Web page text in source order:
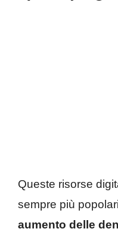
Queste risorse
sempre più
aumento delle